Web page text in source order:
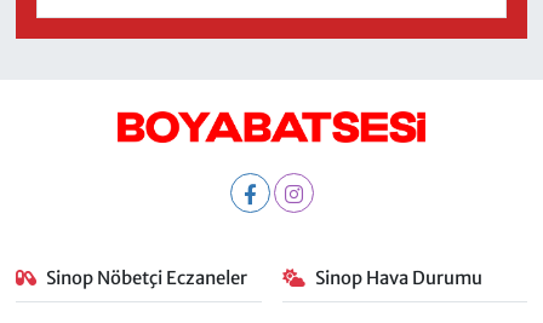
Sinop Nöbetçi Eczaneler Sinop Hava Durumu